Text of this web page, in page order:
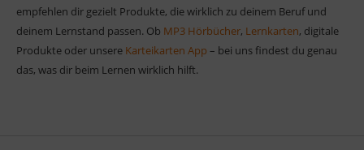
empfehlen dir gezielt Produkte, die wirklich zu deinem Beruf und
deinem Lernstand passen. Ob MP3 Hörbücher, Lernkarten, digitale
Produkte oder unsere Karteikarten App – bei uns findest du genau
das, was dir beim Lernen wirklich hilft.